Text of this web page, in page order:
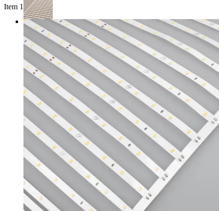
Item 1 of 3